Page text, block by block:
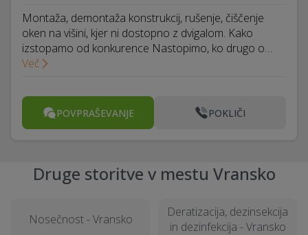
Montaža, demontaža konstrukcij, rušenje, čiščenje
oken na višini, kjer ni dostopno z dvigalom. Kako
izstopamo od konkurence Nastopimo, ko drugo o…
Več
POVPRAŠEVANJE POKLIČI
Druge storitve v mestu Vransko
Nosečnost - Vransko
Deratizacija, dezinsekcija
in dezinfekcija - Vransko